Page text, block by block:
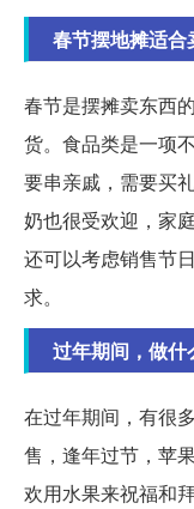
春节摆地摊适合
春节是摆摊卖东西
货。食品类是一项
要串亲戚，需要买
奶也很受欢迎，家
还可以考虑销售节
求。
过年期间，做
在过年期间，有很
售，逢年过节，苹
欢用水果来祝福和